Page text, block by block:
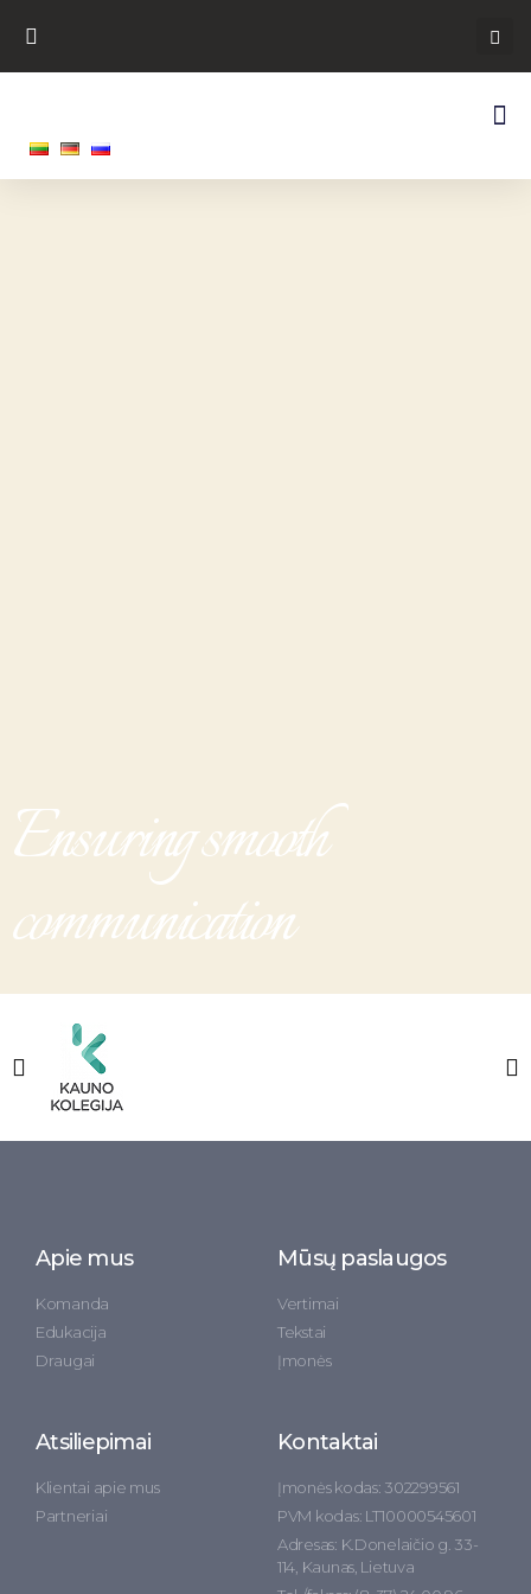
Ensuring smooth
communication
Apie mus
Komanda
Edukacija
Draugai
Mūsų paslaugos
Vertimai
Tekstai
Įmonės
Atsiliepimai
Klientai apie mus
Partneriai
Kontaktai
Įmonės kodas: 302299561
PVM kodas: LT10000545601
Adresas: K.Donelaičio g. 33-
114, Kaunas, Lietuva